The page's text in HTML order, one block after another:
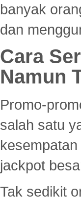
banyak
dan
Cara
Namun
Promo-
salah satu
jackpot
Tak sedikit